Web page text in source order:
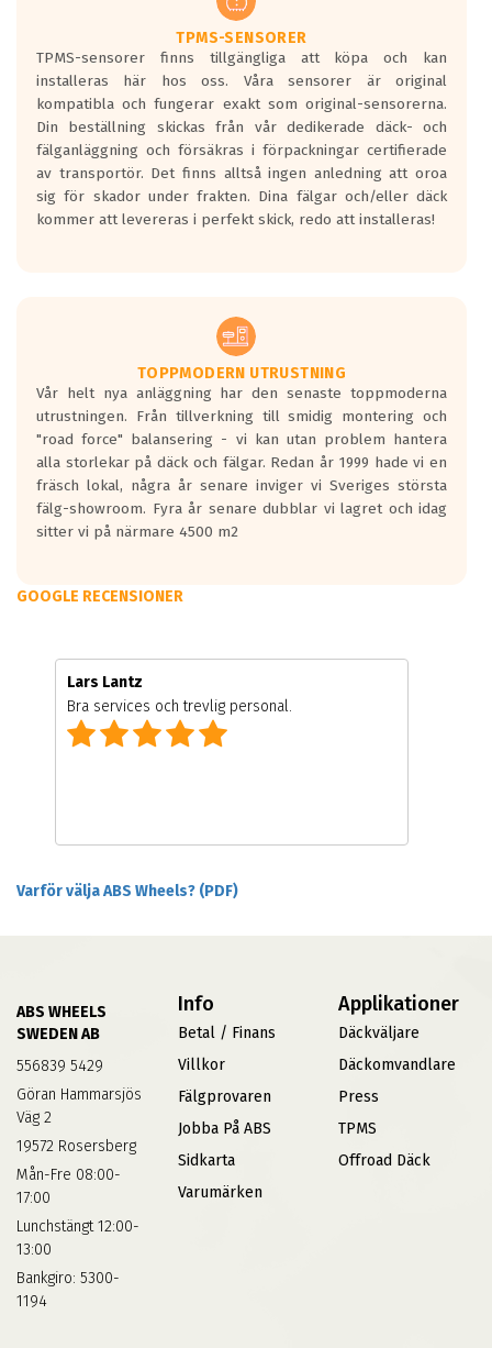
Ett däck med två svarta vågor är redan
godkända för år 2016 nya regelverk.
Ett däck med en svart våg kommer vara
minst tre decibel tystare än det
regelverk som börjar gälla 2016.
TPMS-SENSORER
TPMS-sensorer finns tillgängliga att köpa och kan
installeras här hos oss. Våra sensorer är original
kompatibla och fungerar exakt som original-sensorerna.
Din beställning skickas från vår dedikerade däck- och
fälganläggning och försäkras i förpackningar certifierade
av transportör. Det finns alltså ingen anledning att oroa
sig för skador under frakten. Dina fälgar och/eller däck
kommer att levereras i perfekt skick, redo att installeras!
TOPPMODERN UTRUSTNING
Vår helt nya anläggning har den senaste toppmoderna
utrustningen. Från tillverkning till smidig montering och
"road force" balansering - vi kan utan problem hantera
alla storlekar på däck och fälgar. Redan år 1999 hade vi en
fräsch lokal, några år senare inviger vi Sveriges största
fälg-showroom. Fyra år senare dubblar vi lagret och idag
sitter vi på närmare 4500 m2
GOOGLE RECENSIONER
Lars Lantz
Bra services och trevlig personal.
Varför välja ABS Wheels? (PDF)
ABS WHEELS
SWEDEN AB
556839 5429
Göran Hammarsjös
Väg 2
19572 Rosersberg
Mån-Fre 08:00-
17:00
Lunchstängt 12:00-
13:00
Bankgiro: 5300-
1194
Info
Betal / Finans
Villkor
Fälgprovaren
Jobba På ABS
Sidkarta
Varumärken
Applikationer
Däckväljare
Däckomvandlare
Press
TPMS
Offroad Däck